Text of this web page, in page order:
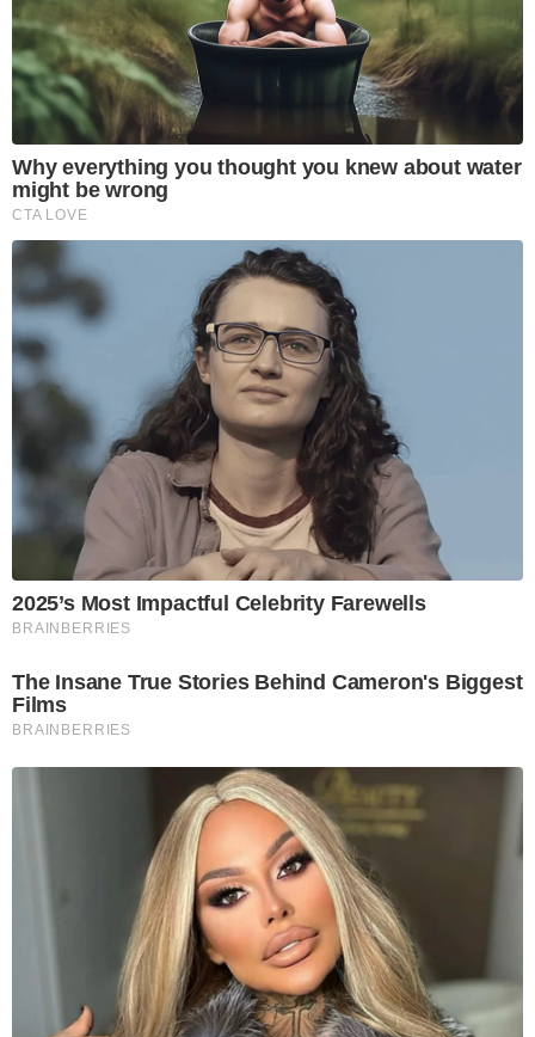
Why everything you thought you knew about water
might be wrong
CTA LOVE
2025’s Most Impactful Celebrity Farewells
BRAINBERRIES
The Insane True Stories Behind Cameron's Biggest
Films
BRAINBERRIES